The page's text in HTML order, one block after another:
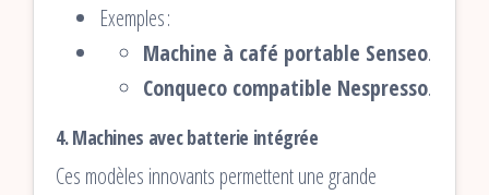
Exemples :
Machine à café portable Senseo.
Conqueco compatible Nespresso.
4.Machines avec batterie intégrée
Ces modèles innovants permettent une grande